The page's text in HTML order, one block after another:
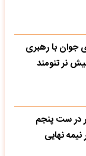
جوان با رهبری
نر تنومند
در ست پنجم
نیمه نهایی